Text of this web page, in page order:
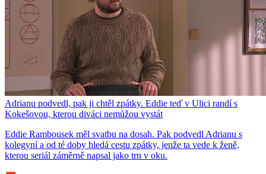
Adrianu podvedl, pak ji chtěl zpátky. Eddie teď v Ulici randí s
Kokešovou, kterou diváci nemůžou vystát
Eddie Rambousek měl svatbu na dosah. Pak podvedl Adrianu s
kolegyní a od té doby hledá cestu zpátky, jenže ta vede k ženě,
kterou seriál záměrně napsal jako trn v oku.